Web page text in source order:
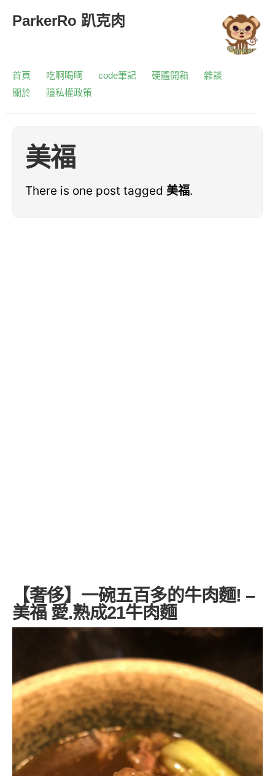
ParkerRo 趴克肉
首頁 吃啊喝啊 code筆記 硬體開箱
雜談
關於
隱私權政策
美福
There is one post tagged 美福.
【奢侈】一碗五百多的牛肉麵! –
美福 愛.熟成21牛肉麵